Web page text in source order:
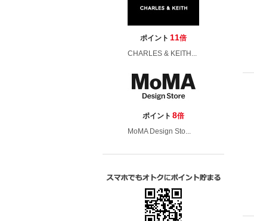
ポイント 11倍
CHARLES & KEITH...
ポイント 8倍
MoMA Design Sto...